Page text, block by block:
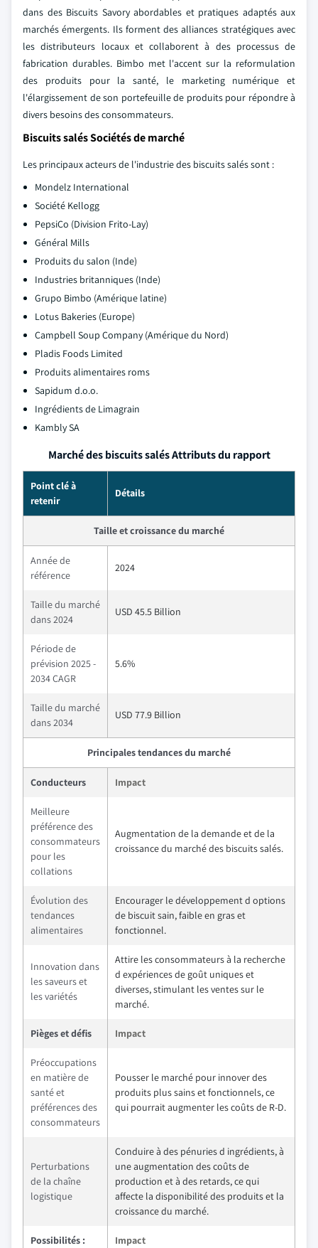
dans des Biscuits Savory abordables et pratiques adaptés aux
marchés émergents. Ils forment des alliances stratégiques avec
les distributeurs locaux et collaborent à des processus de
fabrication durables. Bimbo met l'accent sur la reformulation
des produits pour la santé, le marketing numérique et
l'élargissement de son portefeuille de produits pour répondre à
divers besoins des consommateurs.
Biscuits salés Sociétés de marché
Les principaux acteurs de l'industrie des biscuits salés sont :
Mondelz International
Société Kellogg
PepsiCo (Division Frito-Lay)
Général Mills
Produits du salon (Inde)
Industries britanniques (Inde)
Grupo Bimbo (Amérique latine)
Lotus Bakeries (Europe)
Campbell Soup Company (Amérique du Nord)
Pladis Foods Limited
Produits alimentaires roms
Sapidum d.o.o.
Ingrédients de Limagrain
Kambly SA
Marché des biscuits salés Attributs du rapport
Point clé à
retenir
Détails
Taille et croissance du marché
Année de
référence
2024
Taille du marché
dans 2024
USD 45.5 Billion
Période de
prévision 2025 -
2034 CAGR
5.6%
Taille du marché
dans 2034
USD 77.9 Billion
Principales tendances du marché
Conducteurs Impact
Meilleure
préférence des
consommateurs
pour les
collations
Augmentation de la demande et de la
croissance du marché des biscuits salés.
Évolution des
tendances
alimentaires
Encourager le développement d options
de biscuit sain, faible en gras et
fonctionnel.
Innovation dans
les saveurs et
les variétés
Attire les consommateurs à la recherche
d expériences de goût uniques et
diverses, stimulant les ventes sur le
marché.
Pièges et défis Impact
Préoccupations
en matière de
santé et
préférences des
consommateurs
Pousser le marché pour innover des
produits plus sains et fonctionnels, ce
qui pourrait augmenter les coûts de R-D.
Perturbations
de la chaîne
logistique
Conduire à des pénuries d ingrédients, à
une augmentation des coûts de
production et à des retards, ce qui
affecte la disponibilité des produits et la
croissance du marché.
Possibilités : Impact